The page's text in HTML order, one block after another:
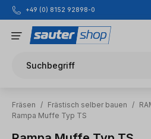
Zum Hauptinhalt springen
+49 (0) 8152 92898-0
Suchbegriff
Fräsen / Frästisch selber bauen /
Rampa Muffe Typ TS